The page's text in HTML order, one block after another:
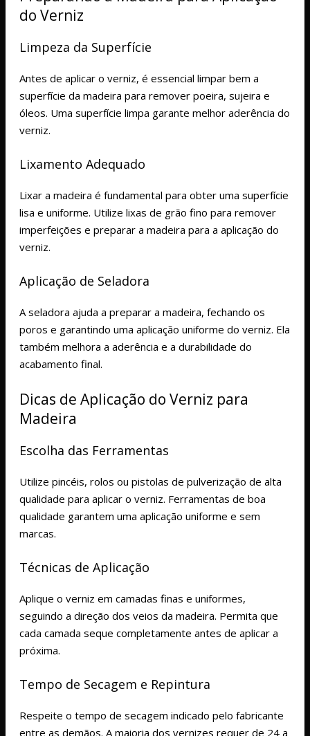
do Verniz
Limpeza da Superfície
Antes de aplicar o verniz, é essencial limpar bem a
superfície da madeira para remover poeira, sujeira e
óleos. Uma superfície limpa garante melhor aderência do
verniz.
Lixamento Adequado
Lixar a madeira é fundamental para obter uma superfície
lisa e uniforme. Utilize lixas de grão fino para remover
imperfeições e preparar a madeira para a aplicação do
verniz.
Aplicação de Seladora
A seladora ajuda a preparar a madeira, fechando os
poros e garantindo uma aplicação uniforme do verniz. Ela
também melhora a aderência e a durabilidade do
acabamento final.
Dicas de Aplicação do Verniz para
Madeira
Escolha das Ferramentas
Utilize pincéis, rolos ou pistolas de pulverização de alta
qualidade para aplicar o verniz. Ferramentas de boa
qualidade garantem uma aplicação uniforme e sem
marcas.
Técnicas de Aplicação
Aplique o verniz em camadas finas e uniformes,
seguindo a direção dos veios da madeira. Permita que
cada camada seque completamente antes de aplicar a
próxima.
Tempo de Secagem e Repintura
Respeite o tempo de secagem indicado pelo fabricante
entre as demãos. A maioria dos vernizes requer de 24 a